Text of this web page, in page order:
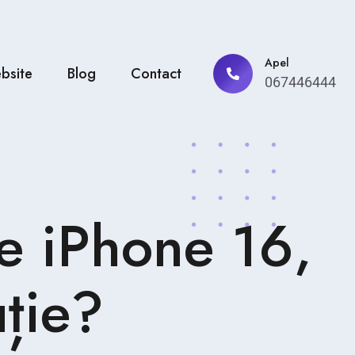
Blog Contact
Apel
067446444
iPhone 16,